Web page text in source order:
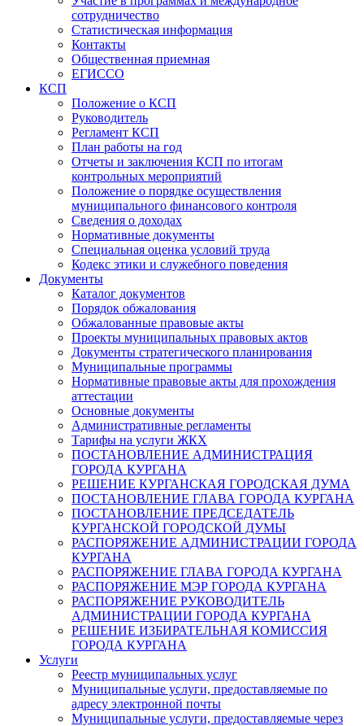
сотрудничество
Статистическая информация
Контакты
Общественная приемная
ЕГИССО
КСП
Положение о КСП
Руководитель
Регламент КСП
План работы на год
Отчеты и заключения КСП по итогам
контрольных мероприятий
Положение о порядке осуществления
муниципального финансового контроля
Сведения о доходах
Нормативные документы
Специальная оценка условий труда
Кодекс этики и служебного поведения
Документы
Каталог документов
Порядок обжалования
Обжалованные правовые акты
Проекты муниципальных правовых актов
Документы стратегического планирования
Муниципальные программы
Нормативные правовые акты для прохождения
аттестации
Основные документы
Административные регламенты
Тарифы на услуги ЖКХ
ПОСТАНОВЛЕНИЕ АДМИНИСТРАЦИЯ
ГОРОДА КУРГАНА
РЕШЕНИЕ КУРГАНСКАЯ ГОРОДСКАЯ ДУМА
ПОСТАНОВЛЕНИЕ ГЛАВА ГОРОДА КУРГАНА
ПОСТАНОВЛЕНИЕ ПРЕДСЕДАТЕЛЬ
КУРГАНСКОЙ ГОРОДСКОЙ ДУМЫ
РАСПОРЯЖЕНИЕ АДМИНИСТРАЦИИ ГОРОДА
КУРГАНА
РАСПОРЯЖЕНИЕ ГЛАВА ГОРОДА КУРГАНА
РАСПОРЯЖЕНИЕ МЭР ГОРОДА КУРГАНА
РАСПОРЯЖЕНИЕ РУКОВОДИТЕЛЬ
АДМИНИСТРАЦИИ ГОРОДА КУРГАНА
РЕШЕНИЕ ИЗБИРАТЕЛЬНАЯ КОМИССИЯ
ГОРОДА КУРГАНА
Услуги
Реестр муниципальных услуг
Муниципальные услуги, предоставляемые по
адресу электронной почты
Муниципальные услуги, предоставляемые через